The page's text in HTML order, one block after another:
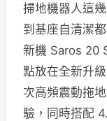
掃地機器人這
到基座自清潔
新機 Saros 20
點放在全新升
次高頻震動拖
驗，同時搭配